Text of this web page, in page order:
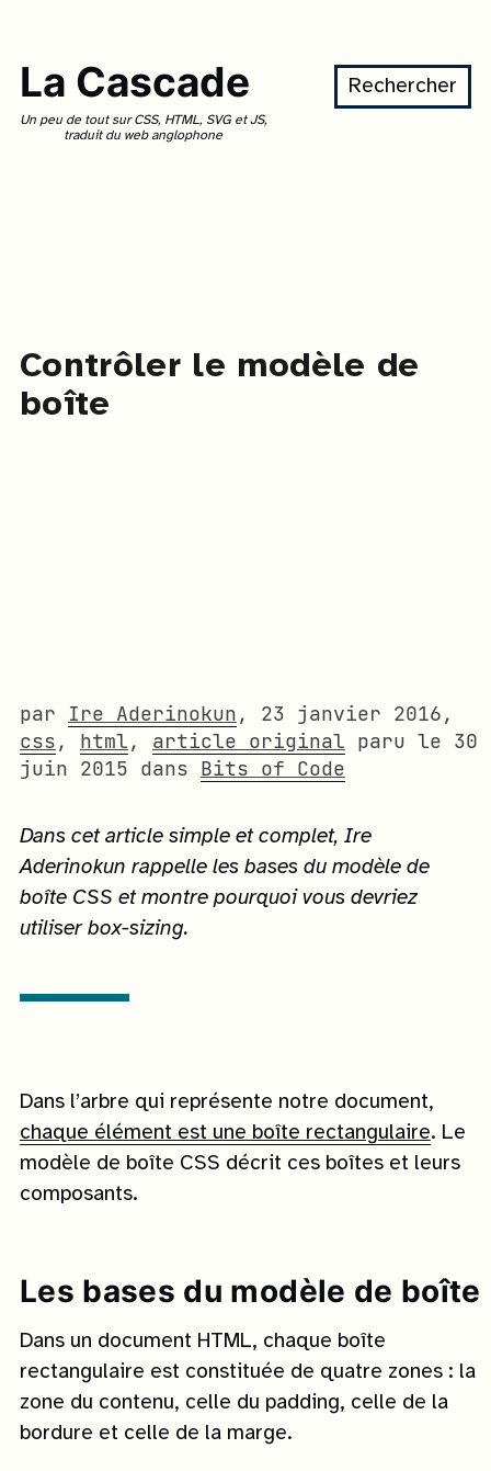
La Cascade
Un peu de tout sur CSS, HTML, SVG et JS,
traduit du web anglophone
Rechercher
Contrôler le modèle de
boîte
par Ire Aderinokun , 23 janvier 2016 ,
css , html , article original paru le 30
juin 2015 dans Bits of Code
Dans cet article simple et complet, Ire
Aderinokun rappelle les bases du modèle de
boîte CSS et montre pourquoi vous devriez
utiliser box-sizing.
Dans l’arbre qui représente notre document,
chaque élément est une boîte rectangulaire. Le
modèle de boîte CSS décrit ces boîtes et leurs
composants.
Les bases du modèle de boîte
Dans un document HTML, chaque boîte
rectangulaire est constituée de quatre zones : la
zone du contenu, celle du padding, celle de la
bordure et celle de la marge.